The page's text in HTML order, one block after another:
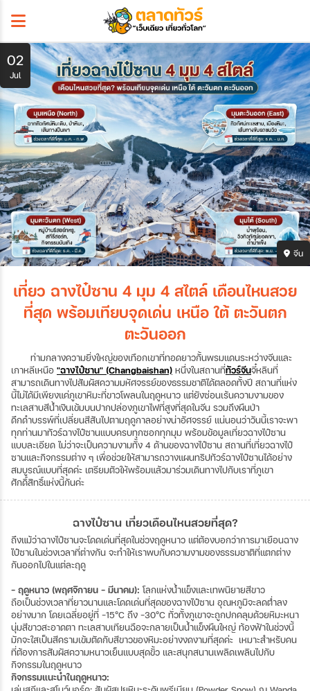
02
Jul
จีน
เที่ยว ฉางไป๋ซาน 4 มุม 4 สไตล์ เดือนไหนสวย
ที่สุด พร้อมเทียบจุดเด่น เหนือ ใต้ ตะวันตก
ตะวันออก
ท่ามกลางความยิ่งใหญ่ของเทือกเขาที่ทอดยาวกั้นพรมแดนระหว่างจีนและ
เกาหลีเหนือ "ฉางไป๋ซาน" (Changbaishan) หนึ่งในสถานที่ทัวร์จีนจี๋หลินที่
สามารถเดินทางไปสัมผัสความมหัศจรรย์ของธรรมชาติได้ตลอดทั้งปี สถานที่แห่ง
นี้ไม่ได้มีเพียงแค่ภูเขาหิมะที่ขาวโพลนในฤดูหนาว แต่ยังซ่อนเร้นความงามของ
ทะเลสาบสีน้ำเงินเข้มบนปากปล่องภูเขาไฟที่สูงที่สุดในจีน รวมถึงผืนป่า
ดึกดำบรรพ์ที่เปลี่ยนสีสันไปตามฤดูกาลอย่างน่าอัศจรรย์ แน่นอนว่าวันนี้เราจะพา
ทุกท่านมาทัวร์ฉางไป๋ซานแบบครบทุกซอกทุกมุม พร้อมข้อมูลเที่ยวฉางไป๋ซาน
แบบละเอียด ไม่ว่าจะเป็นความงามทั้ง 4 ด้านของฉางไป๋ซาน สถานที่เที่ยวฉางไป๋
ซานและกิจกรรมต่าง ๆ เพื่อช่วยให้สามารถวางแผนทริปทัวร์ฉางไป๋ซานได้อย่าง
สมบูรณ์แบบที่สุดค่ะ เตรียมตัวให้พร้อมแล้วมาร่วมเดินทางไปกับเราที่ภูเขา
ศักดิ์สิทธิ์แห่งนี้กันค่ะ
ฉางไป๋ซาน เที่ยวเดือนไหนสวยที่สุด?
ถึงแม้ว่าฉางไป๋ซานจะโดดเด่นที่สุดในช่วงฤดูหนาว แต่ต้องบอกว่าการมาเยือนฉาง
ไป๋ซานในช่วงเวลาที่ต่างกัน จะทำให้เราพบกับความงามของธรรมชาติที่แตกต่าง
กันออกไปในแต่ละฤดู
- ฤดูหนาว (พฤศจิกายน – มีนาคม): โลกแห่งน้ำแข็งและเทพนิยายสีขาว
ถือเป็นช่วงเวลาที่ยาวนานและโดดเด่นที่สุดของฉางไป๋ซาน อุณหภูมิจะลดต่ำลง
อย่างมาก โดยเฉลี่ยอยู่ที่ -15°C ถึง -30°C ทั่วทั้งภูเขาจะถูกปกคลุมด้วยหิมะหนา
นุ่มสีขาวสะอาดตา ทะเลสาบเทียนฉือจะกลายเป็นน้ำแข็งผืนใหญ่ ท้องฟ้าในช่วงนี้
มักจะใสเป็นสีครามเข้มตัดกับสีขาวของหิมะอย่างงดงามที่สุดค่ะ เหมาะสำหรับคน
ที่ต้องการสัมผัสความหนาวเย็นแบบสุดขั้ว และสนุกสนานเพลิดเพลินไปกับ
กิจกรรมในฤดูหนาว
กิจกรรมแนะนำในฤดูหนาว: